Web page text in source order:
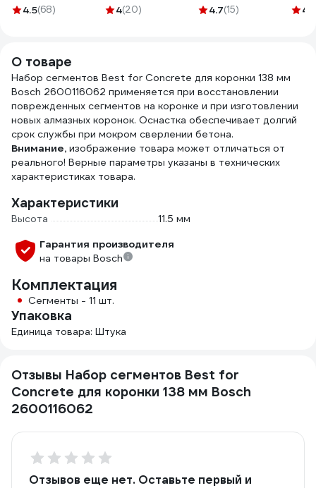
073000001
4.5(68)
клапаном Biber
4(20)
нитей, ПВХ точка,
4.7(15) 4.4
О товаре
Набор сегментов Best for Concrete для коронки 138 мм
Bosch 2600116062 применяется при восстановлении
поврежденных сегментов на коронке и при изготовлении
новых алмазных коронок. Оснастка обеспечивает долгий
срок службы при мокром сверлении бетона.
Внимание, изображение товара может отличаться от
реального! Верные параметры указаны в технических
характеристиках товара.
Характеристики
Высота
11.5 мм
Гарантия производителя
на товары Bosch
Комплектация
Сегменты - 11 шт.
Упаковка
Единица товара: Штука
Отзывы Набор сегментов Best for
Concrete для коронки 138 мм Bosch
2600116062
Отзывов еще нет. Оставьте первый и